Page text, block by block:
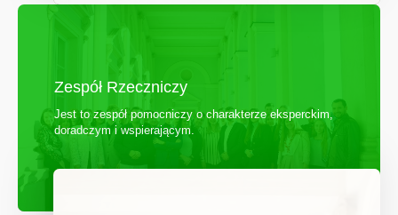
Zespół Rzeczniczy
Jest to zespół pomocniczy o charakterze eksperckim,
doradczym i wspierającym.